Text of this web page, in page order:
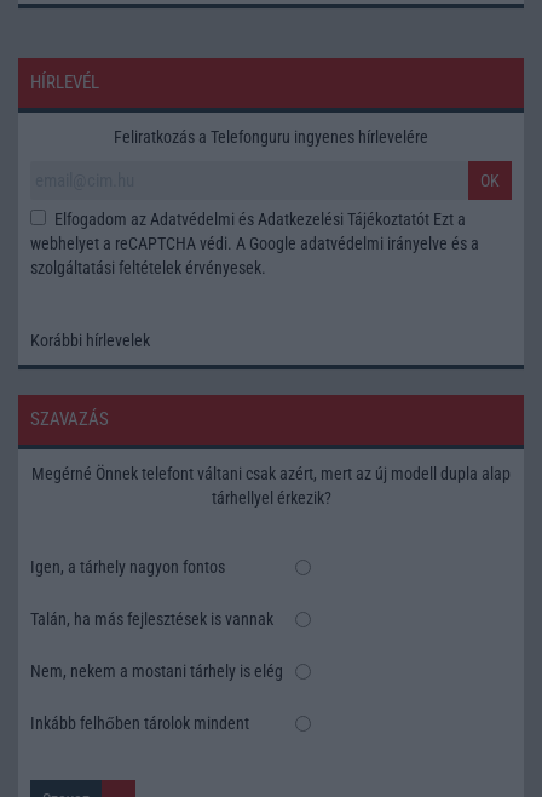
HÍRLEVÉL
Feliratkozás a Telefonguru ingyenes hírlevelére
OK
Elfogadom az Adatvédelmi és Adatkezelési Tájékoztatót Ezt a
webhelyet a reCAPTCHA védi. A Google adatvédelmi irányelve és a
szolgáltatási feltételek érvényesek.
Korábbi hírlevelek
SZAVAZÁS
Megérné Önnek telefont váltani csak azért, mert az új modell dupla alap
tárhellyel érkezik?
Igen, a tárhely nagyon fontos
Talán, ha más fejlesztések is vannak
Nem, nekem a mostani tárhely is elég
Inkább felhőben tárolok mindent